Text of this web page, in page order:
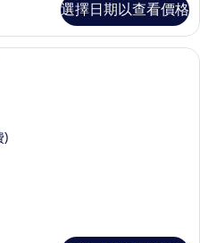
選擇日期以查看價格
1 間臥室、高級寢具、書桌、遮光布/窗
)